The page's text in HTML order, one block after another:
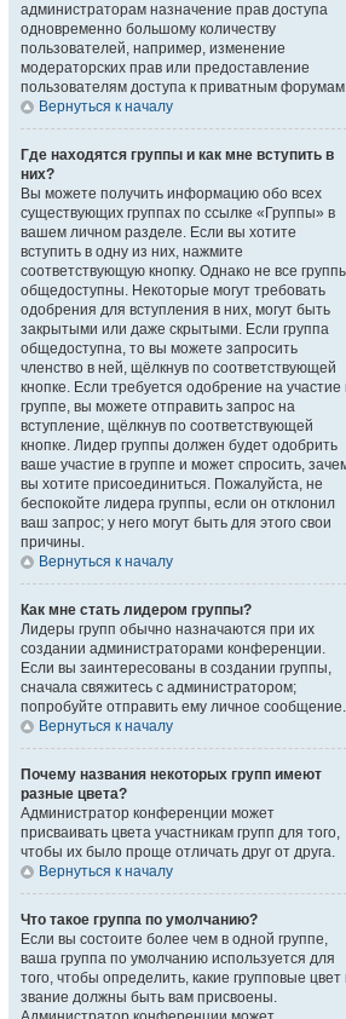
администраторам назначение прав доступа
одновременно большому количеству
пользователей, например, изменение
модераторских прав или предоставление
пользователям доступа к приватным
Вернуться к началу
Где находятся группы и как мне вступить в
них?
Вы можете получить информацию обо всех
существующих группах по ссылке «Группы» в
вашем личном разделе. Если вы хотите
вступить в одну из них, нажмите
соответствующую кнопку. Однако не все
общедоступны. Некоторые могут требовать
одобрения для вступления в них, могут быть
закрытыми или даже скрытыми. Если группа
общедоступна, то вы можете запросить
членство в ней, щёлкнув по соответствующей
кнопке. Если требуется одобрение на участие
группе, вы можете отправить запрос на
вступление, щёлкнув по соответствующей
кнопке. Лидер группы должен будет одобрить
ваше участие в группе и может спросить,
вы хотите присоединиться. Пожалуйста, не
беспокойте лидера группы, если он отклонил
ваш запрос; у него могут быть для этого свои
причины.
Вернуться к началу
Как мне стать лидером группы?
Лидеры групп обычно назначаются при их
создании администраторами конференции.
Если вы заинтересованы в создании группы,
сначала свяжитесь с администратором;
попробуйте отправить ему личное сообщение.
Вернуться к началу
Почему названия некоторых групп имеют
разные цвета?
Администратор конференции может
присваивать цвета участникам групп для того,
чтобы их было проще отличать друг от друга.
Вернуться к началу
Что такое группа по умолчанию?
Если вы состоите более чем в одной группе,
ваша группа по умолчанию используется для
того, чтобы определить, какие групповые цвет
звание должны быть вам присвоены.